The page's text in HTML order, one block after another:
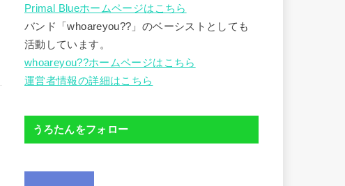
Primal Blueホームページはこちら
バンド「whoareyou??」のベーシストとしても
活動しています。
whoareyou??ホームページはこちら
運営者情報の詳細はこちら
うろたんをフォロー